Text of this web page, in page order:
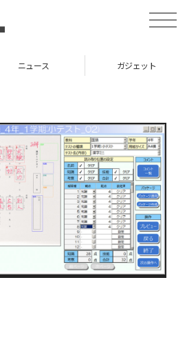
toggle
ニュース ガジェット